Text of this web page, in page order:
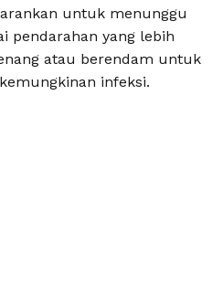
untuk menunggu
pendarahan yang lebih
atau berendam untuk
infeksi.